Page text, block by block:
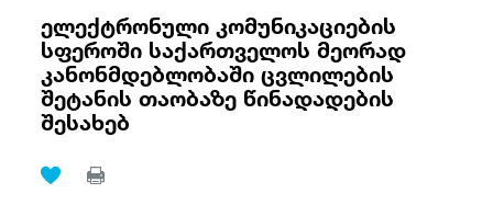
რეგულირება
სამართლებრივი აქტები
ელექტრონული კომუნიკაციების
სფეროში საქართველოს მეორად
კანონმდებლობაში ცვლილების
შეტანის თაობაზე წინადადების
შესახებ